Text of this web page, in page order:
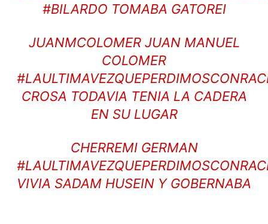
#BILARDO TOMABA GATOREI
JUANMCOLOMER JUAN MANUEL
COLOMER
CROSA TODAVIA TENIA LA CADERA
EN SU LUGAR
CHERREMI GERMAN
VIVIA SADAM HUSEIN Y GOBERNABA